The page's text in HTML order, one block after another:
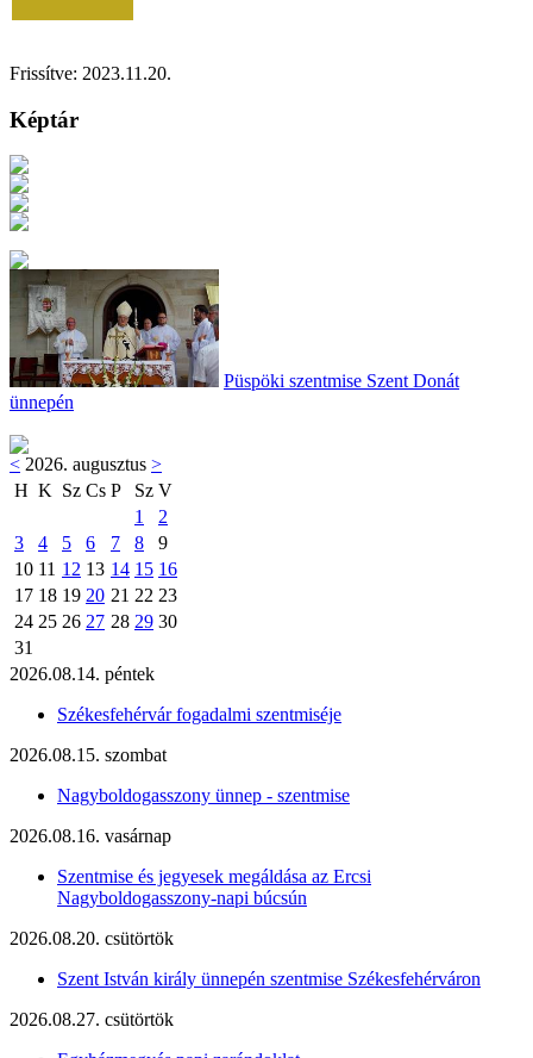
Frissítve: 2023.11.20.
Képtár
Püspöki szentmise Szent Donát
ünnepén
< 2026. augusztus >
H K Sz Cs P Sz V
1
2
3
4 5 6 7 8
9
10 11 12 13 14 15 16
17 18 19 20 21 22 23
24 25 26 27 28 29 30
31
2026.08.14. péntek
Székesfehérvár fogadalmi szentmiséje
2026.08.15. szombat
Nagyboldogasszony ünnep - szentmise
2026.08.16. vasárnap
Szentmise és jegyesek megáldása az Ercsi
Nagyboldogasszony-napi búcsún
2026.08.20. csütörtök
Szent István király ünnepén szentmise Székesfehérváron
2026.08.27. csütörtök